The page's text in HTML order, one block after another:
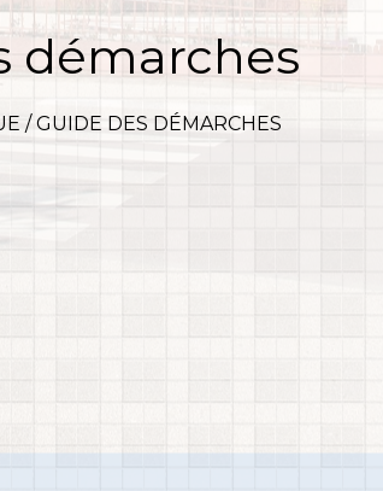
démarches
/GUIDE DES DÉMARCHES